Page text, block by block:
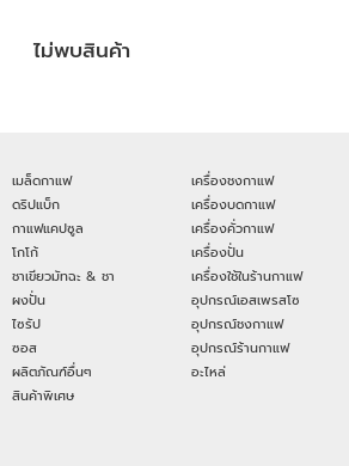
ไม่พบสินค้า
เมล็ดกาแฟ
ดริปแบ็ก
กาแฟแคปซูล
โกโก้
ชาเขียวมัทฉะ & ชา
ผงปั่น
ไซรัป
ซอส
ผลิตภัณฑ์อื่นๆ
สินค้าพิเศษ
เครื่องชงกาแฟ
เครื่องบดกาแฟ
เครื่องคั่วกาแฟ
เครื่องปั่น
เครื่องใช้ในร้านกาแฟ
อุปกรณ์เอสเพรสโซ
อุปกรณ์ชงกาแฟ
อุปกรณ์ร้านกาแฟ
อะไหล่